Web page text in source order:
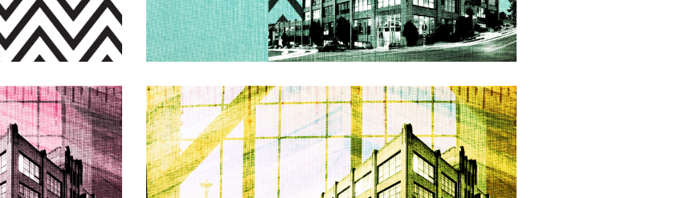
MCC Graphic Cornish Teal